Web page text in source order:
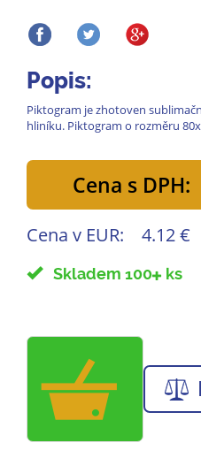
Popis:
Piktogram je zhotoven
hliníku. Piktogram o rozměru
Cena s DPH:
Cena v EUR: 4.12 €
Skladem 100 ks